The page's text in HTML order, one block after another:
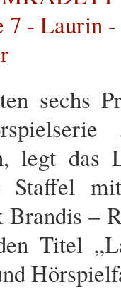
sechs
legt das
Staffel
–
Titel